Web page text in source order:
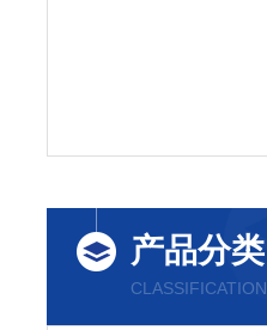
产品分类
CLASSIFICATION